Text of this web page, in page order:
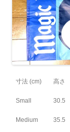
寸法 (cm) 高さ
Small 30.5
Medium 35.5